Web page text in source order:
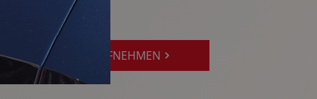
JETZT KONTAKT AUFNEHMEN